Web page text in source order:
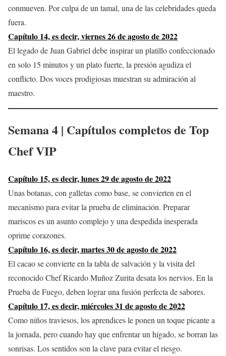
conmueven. Por culpa de un tamal, una de las celebridades queda
fuera.
Capítulo 14, es decir, viernes 26 de agosto de 2022
El legado de Juan Gabriel debe inspirar un platillo confeccionado
en solo 15 minutos y un plato fuerte, la presión agudiza el
conflicto. Dos voces prodigiosas muestran su admiración al
maestro.
Semana 4 | Capítulos completos de Top
Chef VIP
Capítulo 15, es decir, lunes 29 de agosto de 2022
Unas botanas, con galletas como base, se convierten en el
mecanismo para evitar la prueba de eliminación. Preparar
mariscos es un asunto complejo y una despedida inesperada
oprime corazones.
Capítulo 16, es decir, martes 30 de agosto de 2022
El cacao se convierte en la tabla de salvación y la visita del
reconocido Chef Ricardo Muñoz Zurita desata los nervios. En la
Prueba de Fuego, deben lograr una fusión perfecta de sabores.
Capítulo 17, es decir, miércoles 31 de agosto de 2022
Como niños traviesos, los aprendices le ponen un toque picante a
la jornada, pero cuando hay que enfrentar un hígado, se borran las
sonrisas. Los sentidos son la clave para evitar el riesgo.